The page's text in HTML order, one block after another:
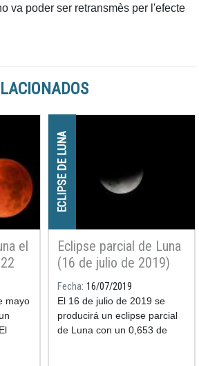
va poder ser retransmès per l'efecte
el
mayo
ECLIPSE DE LUNA
Eclipse parcial de Luna
(16 de julio de 2019)
Fecha 16/07/2019
El 16 de julio de 2019 se
producirá un eclipse parcial
de Luna con un 0,653 de